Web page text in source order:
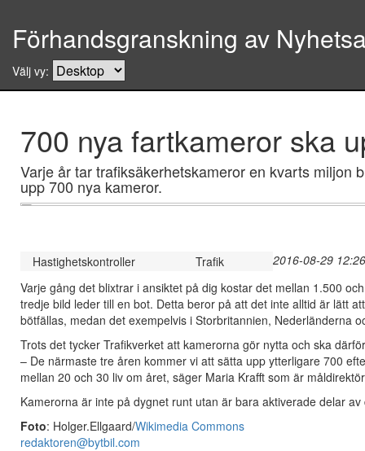
Förhandsgranskning av
Välj vy:
700 nya fartkameror ska
Varje år tar trafiksäkerhetskameror en kvarts miljon
upp 700 nya kameror.
2016-08-29
Hastighetskontroller
Trafik
Varje gång det blixtrar i ansiktet på dig kostar det mellan 1.500
tredje bild leder till en bot. Detta beror på att det inte alltid är lätt
bötfällas, medan det exempelvis i Storbritannien, Nederländerna
Trots det tycker Trafikverket att kamerorna gör nytta och ska
– De närmaste tre åren kommer vi att sätta upp ytterligare 700
mellan 20 och 30 liv om året, säger Maria Krafft som är
Kamerorna är inte på dygnet runt utan är bara aktiverade delar
Foto: Holger.Ellgaard/Wikimedia Commons
redaktoren@bytbil.com